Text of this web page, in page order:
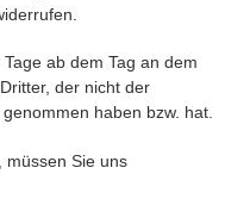
ab dem Tag an dem
der nicht der
haben bzw. hat.
müssen Sie uns